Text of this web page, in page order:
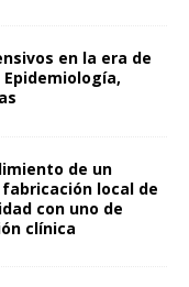
en la era de
de un
local de
con uno de
clínica